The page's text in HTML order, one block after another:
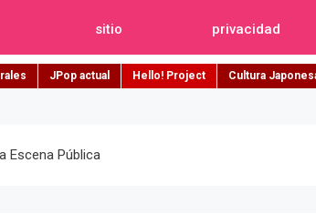
sitio privacidad
JPop actual Hello! Project Cultura
Escena Pública